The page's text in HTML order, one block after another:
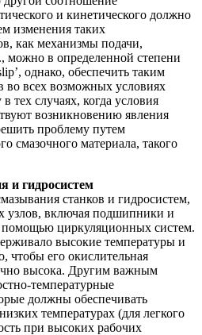
и кинетического должно
изменения таких
как механизмы подачи,
в определенной степени
однако, обеспечить таким
во всех возможных условиях
тех случаях, когда условия
возникновению явления
проблему путем
смазочного материала, такого
и гидросистем
станков и гидросистем,
узлов, включая подшипники и
циркуляционных систем.
высокие температуры и
чтобы его окислительная
высока. Другим важным
температурные
должны обеспечивать
температурах (для легкого
при высоких рабочих